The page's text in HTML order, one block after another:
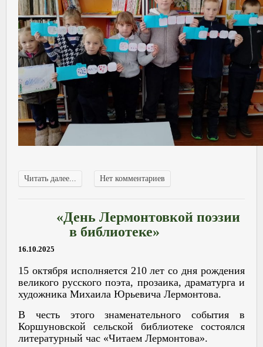
Читать далее... Нет комментариев
«День Лермонтовкой поэзии
в библиотеке»
16.10.2025
15 октября исполняется 210 лет со дня рождения
великого русского поэта, прозаика, драматурга и
художника Михаила Юрьевича Лермонтова.
В честь этого знаменательного события в
Коршуновской сельской библиотеке состоялся
литературный час «Читаем Лермонтова».